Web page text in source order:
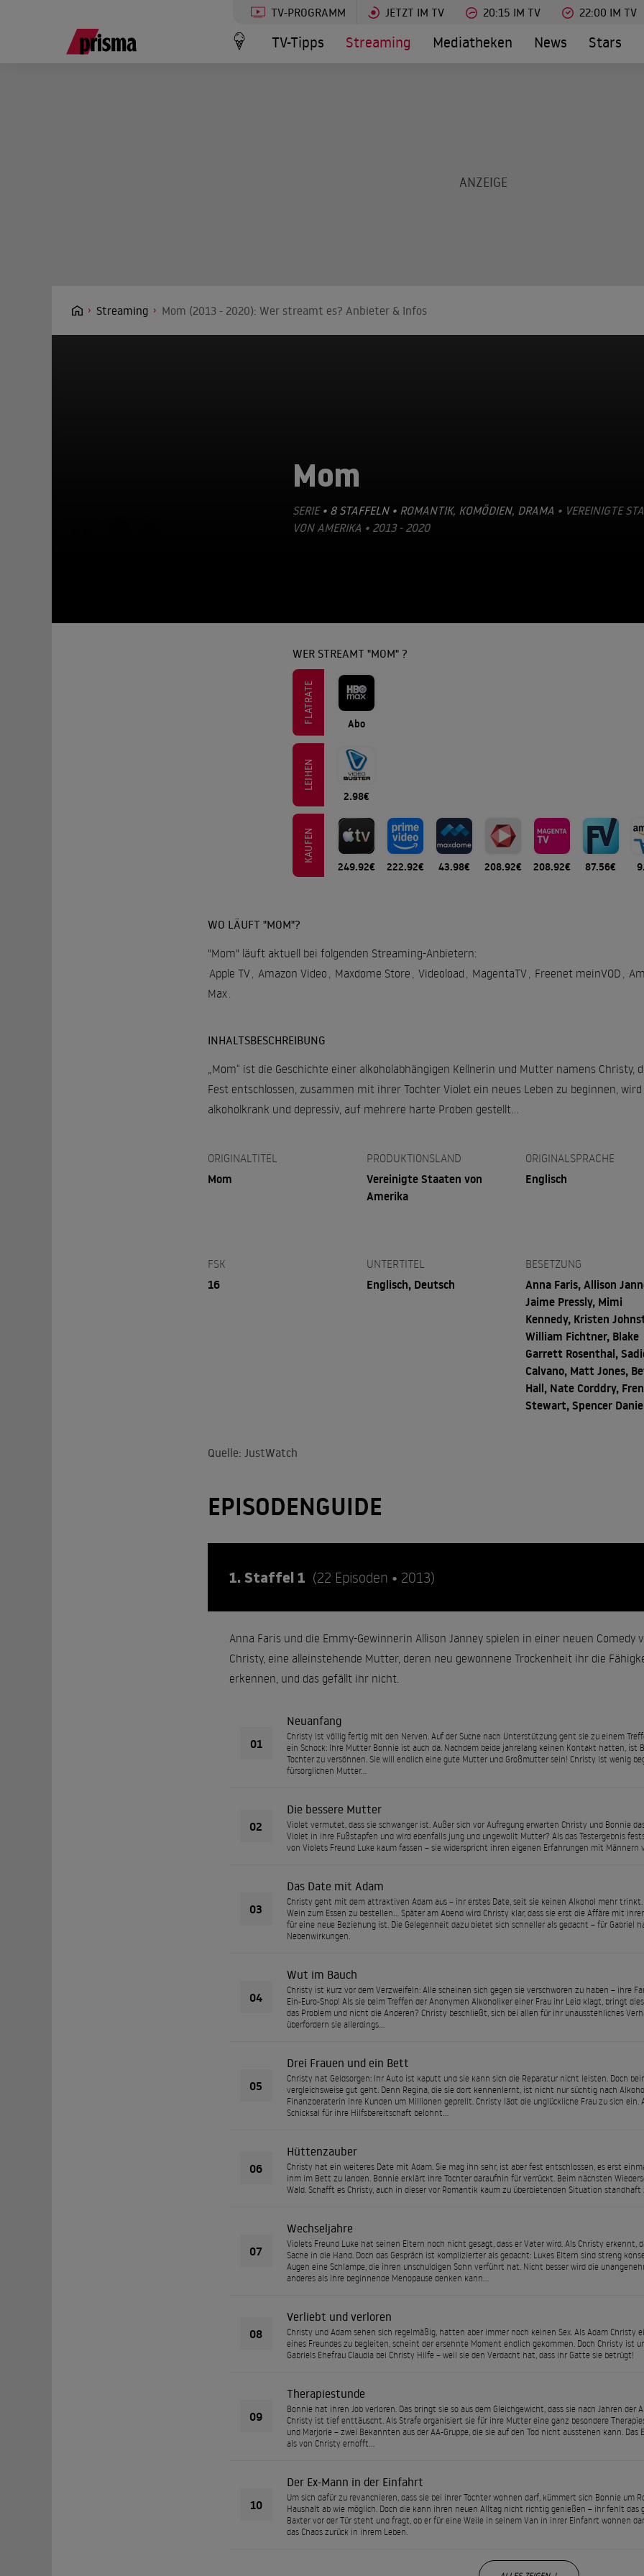
TV-PROGRAMM JETZT IM TV 20:15 IM TV 22:00 IM TV
TV-Tipps Streaming Mediatheken News Stars
Streaming Mom (2013 - 2020): Wer streamt es? Anbieter & Infos
Mom
SERIE • 8 STAFFELN • ROMANTIK, KOMÖDIEN, DRAMA • VEREINIGTE
VON AMERIKA • 2013 - 2020
WER STREAMT "MOM" ?
FLATRATE Abo
LEIHEN
2.98€
KAUFEN
249.92€ 222.92€ 43.98€ 208.92€ 208.92€ 87.56€
WO LÄUFT "MOM"?
"Mom" läuft aktuell bei folgenden Streaming-Anbietern:
Apple TV
Amazon Video Maxdome Store Videoload MagentaTV Freenet meinVOD
Max
INHALTSBESCHREIBUNG
„Mom“ ist die Geschichte einer alkoholabhängigen Kellnerin und Mutter namens
Fest entschlossen, zusammen mit ihrer Tochter Violet ein neues Leben zu beginnen,
alkoholkrank und depressiv, auf mehrere harte Proben gestellt…
ORIGINALTITEL
Mom
PRODUKTIONSLAND
Vereinigte Staaten von
Amerika
ORIGINALSPRACHE
Englisch
FSK
16
UNTERTITEL
Englisch, Deutsch
BESETZUNG
Anna Faris, Allison
Jaime Pressly, Mimi
Kennedy, Kristen
William Fichtner, Blake
Garrett Rosenthal,
Calvano, Matt Jones,
Hall, Nate Corddry,
Stewart, Spencer
Quelle: JustWatch
EPISODENGUIDE
1. Staffel 1 (22 Episoden • 2013)
Anna Faris und die Emmy-Gewinnerin Allison Janney spielen in einer neuen Comedy
Christy, eine alleinstehende Mutter, deren neu gewonnene Trockenheit ihr die
erkennen, und das gefällt ihr nicht.
01
Neuanfang
Christy ist völlig fertig mit den Nerven. Auf der Suche nach Unterstützung geht sie zu einem
ein Schock: Ihre Mutter Bonnie ist auch da. Nachdem beide jahrelang keinen Kontakt hatten, ist
Tochter zu versöhnen. Sie will endlich eine gute Mutter und Großmutter sein! Christy ist wenig
fürsorglichen Mutter…
02
Die bessere Mutter
Violet vermutet, dass sie schwanger ist. Außer sich vor Aufregung erwarten Christy und Bonnie
Violet in ihre Fußstapfen und wird ebenfalls jung und ungewollt Mutter? Als das Testergebnis
von Violets Freund Luke kaum fassen – sie widerspricht ihren eigenen Erfahrungen mit Männern
03
Das Date mit Adam
Christy geht mit dem attraktiven Adam aus – ihr erstes Date, seit sie keinen Alkohol mehr
Wein zum Essen zu bestellen… Später am Abend wird Christy klar, dass sie erst die Affäre mit
für eine neue Beziehung ist. Die Gelegenheit dazu bietet sich schneller als gedacht – für Gabriel
Nebenwirkungen.
04
Wut im Bauch
Christy ist kurz vor dem Verzweifeln: Alle scheinen sich gegen sie verschworen zu haben – ihre
Ein-Euro-Shop! Als sie beim Treffen der Anonymen Alkoholiker einer Frau ihr Leid klagt, bringt
das Problem und nicht die Anderen? Christy beschließt, sich bei allen für ihr unausstehliches
überfordern sie allerdings…
05
Drei Frauen und ein Bett
Christy hat Geldsorgen: Ihr Auto ist kaputt und sie kann sich die Reparatur nicht leisten. Doch
vergleichsweise gut geht. Denn Regina, die sie dort kennenlernt, ist nicht nur süchtig nach
Finanzberaterin ihre Kunden um Millionen geprellt. Christy lädt die unglückliche Frau zu sich ein.
Schicksal für ihre Hilfsbereitschaft belohnt…
06
Hüttenzauber
Christy hat ein weiteres Date mit Adam. Sie mag ihn sehr, ist aber fest entschlossen, es erst
ihm im Bett zu landen. Bonnie erklärt ihre Tochter daraufhin für verrückt. Beim nächsten
Wald. Schafft es Christy, auch in dieser vor Romantik kaum zu überbietenden Situation standhaft
07
Wechseljahre
Violets Freund Luke hat seinen Eltern noch nicht gesagt, dass er Vater wird. Als Christy erkennt,
Sache in die Hand. Doch das Gespräch ist komplizierter als gedacht: Lukes Eltern sind streng
Augen eine Schlampe, die ihren unschuldigen Sohn verführt hat. Nicht besser wird die
anderes als ihre beginnende Menopause denken kann…
08
Verliebt und verloren
Christy und Adam sehen sich regelmäßig, hatten aber immer noch keinen Sex. Als Adam Christy
eines Freundes zu begleiten, scheint der ersehnte Moment endlich gekommen. Doch Christy ist
Gabriels Ehefrau Claudia bei Christy Hilfe – weil sie den Verdacht hat, dass ihr Gatte sie betrügt!
09
Therapiestunde
Bonnie hat ihren Job verloren. Das bringt sie so aus dem Gleichgewicht, dass sie nach Jahren
Christy ist tief enttäuscht. Als Strafe organisiert sie für ihre Mutter eine ganz besondere
und Marjorie – zwei Bekannten aus der AA-Gruppe, die sie auf den Tod nicht ausstehen kann.
als von Christy erhofft…
10
Der Ex-Mann in der Einfahrt
Um sich dafür zu revanchieren, dass sie bei ihrer Tochter wohnen darf, kümmert sich Bonnie um
Haushalt ab wie möglich. Doch die kann ihren neuen Alltag nicht richtig genießen – ihr fehlt das
Baxter vor der Tür steht und fragt, ob er für eine Weile in seinem Van in ihrer Einfahrt wohnen
das Chaos zurück in ihrem Leben.